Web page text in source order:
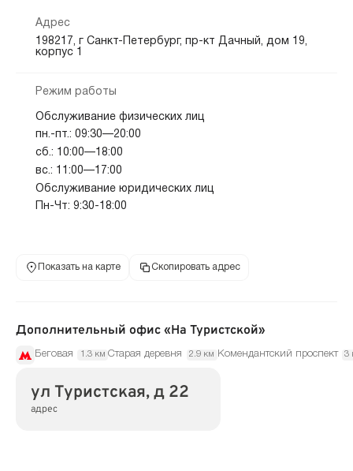
Адрес
198217, г Санкт-Петербург, пр-кт Дачный, дом 19,
корпус 1
Режим работы
Обслуживание физических лиц
пн.-пт.: 09:30—20:00
сб.: 10:00—18:00
вс.: 11:00—17:00
Обслуживание юридических лиц
Пн-Чт: 9:30-18:00
Показать на карте Скопировать адрес
Дополнительный офис «На Туристской»
Беговая 1.3 км Старая деревня 2.9 км Комендантский проспект 3
ул Туристская, д 22
адрес